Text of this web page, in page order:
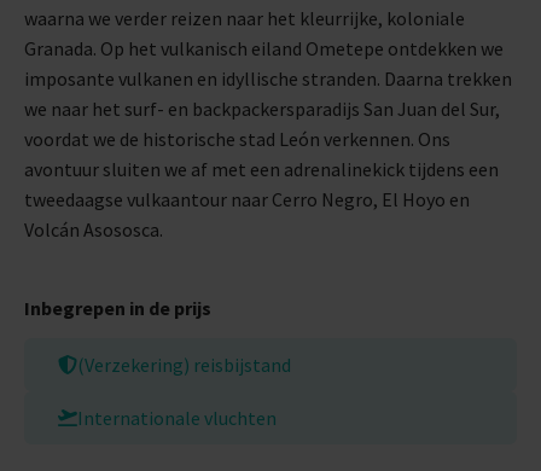
waarna we verder reizen naar het kleurrijke, koloniale
Granada. Op het vulkanisch eiland Ometepe ontdekken we
imposante vulkanen en idyllische stranden. Daarna trekken
we naar het surf- en backpackersparadijs San Juan del Sur,
voordat we de historische stad León verkennen. Ons
avontuur sluiten we af met een adrenalinekick tijdens een
tweedaagse vulkaantour naar Cerro Negro, El Hoyo en
Volcán Asososca.
Inbegrepen in de prijs
(Verzekering) reisbijstand
Internationale vluchten